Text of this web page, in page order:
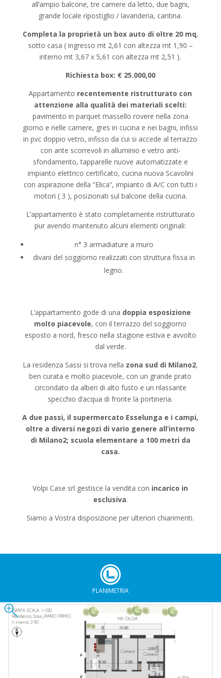
all’ampio balcone, tre camere da letto, due bagni,
grande locale ripostiglio / lavanderia, cantina.
Completa la proprietà un box auto di oltre 20 mq,
sotto casa ( ingresso mt 2,61 con altezza mt 1,90 –
interno mt 3,67 x 5,61 con altezza mt 2,51 ).
Richiesta box: € 25.000,00
Appartamento recentemente ristrutturato con
attenzione alla qualità dei materiali scelti:
pavimento in parquet massello rovere nella zona
giorno e nelle camere, gres in cucina e nei bagni, infissi
in pvc doppio vetro, infisso da cui si accede al terrazzo
con ante scorrevoli in alluminio e vetro anti-
sfondamento, tapparelle nuove automatizzate e
impianto elettrico certificato, cucina nuova Scavolini
con aspirazione della “Elica”, impianto di A/C con tutti i
motori ( 3 ), posizionati sul balcone della cucina.
L’appartamento è stato completamente ristrutturato
pur avendo mantenuto alcuni elementi originali:
n° 3 armadiature a muro
divani del soggiorno realizzati con struttura fissa in
legno.
L’appartamento gode di una doppia esposizione
molto piacevole, con il terrazzo del soggiorno
esposto a nord, fresco nella stagione estiva e avvolto
dal verde.
La residenza Sassi si trova nella zona sud di Milano2,
ben curata e molto piacevole, con un grande prato
circondato da alberi di alto fusto e un rilassante
specchio d’acqua di fronte la portineria.
A due passi, il supermercato Esselunga e i campi,
oltre a diversi negozi di vario genere all’interno
di Milano2; scuola elementare a 100 metri da
casa.
Volpi Case srl gestisce la vendita con incarico in
esclusiva.
Siamo a Vostra disposizione per ulteriori chiarimenti.
PLANIMETRIA